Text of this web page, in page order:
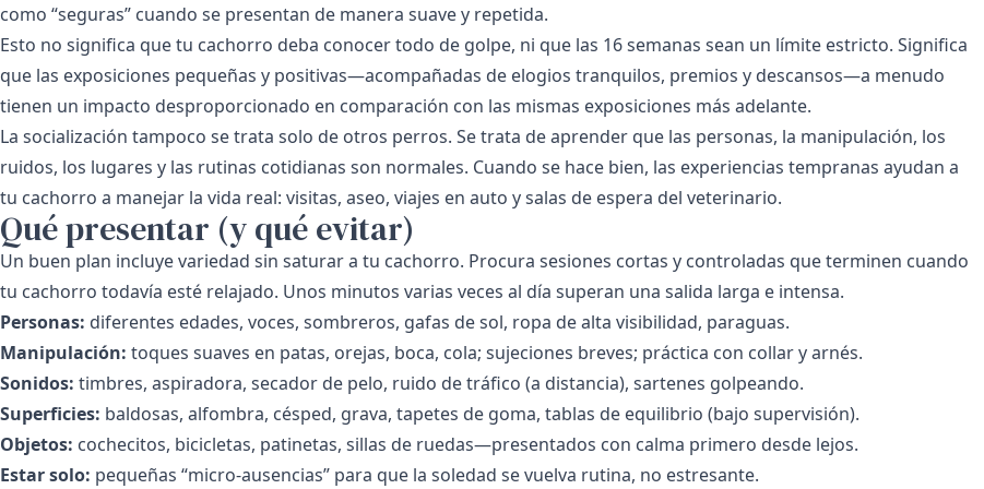
como “seguras” cuando se presentan de manera suave y repetida.
Esto no significa que tu cachorro deba conocer todo de golpe, ni que las 16 semanas sean un límite estricto. Significa
que las exposiciones pequeñas y positivas—acompañadas de elogios tranquilos, premios y descansos—a menudo
tienen un impacto desproporcionado en comparación con las mismas exposiciones más adelante.
La socialización tampoco se trata solo de otros perros. Se trata de aprender que las personas, la manipulación, los
ruidos, los lugares y las rutinas cotidianas son normales. Cuando se hace bien, las experiencias tempranas ayudan a
tu cachorro a manejar la vida real: visitas, aseo, viajes en auto y salas de espera del veterinario.
Qué presentar (y qué evitar)
Un buen plan incluye variedad sin saturar a tu cachorro. Procura sesiones cortas y controladas que terminen cuando
tu cachorro todavía esté relajado. Unos minutos varias veces al día superan una salida larga e intensa.
Personas: diferentes edades, voces, sombreros, gafas de sol, ropa de alta visibilidad, paraguas.
Manipulación: toques suaves en patas, orejas, boca, cola; sujeciones breves; práctica con collar y arnés.
Sonidos: timbres, aspiradora, secador de pelo, ruido de tráfico (a distancia), sartenes golpeando.
Superficies: baldosas, alfombra, césped, grava, tapetes de goma, tablas de equilibrio (bajo supervisión).
Objetos: cochecitos, bicicletas, patinetas, sillas de ruedas—presentados con calma primero desde lejos.
Estar solo: pequeñas “micro-ausencias” para que la soledad se vuelva rutina, no estresante.